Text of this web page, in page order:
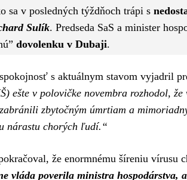
sa v posledných týždňoch trápi s
Sulík. Predseda SaS a minister
dovolenku v Dubaji.
s aktuálnym stavom vyjadril
ešte v polovičke novembra rozhodol,
zbytočným úmrtiam a
nárastu chorých ľudí.“
že enormnému šíreniu vírusu
vláda poverila ministra hospodárstva,